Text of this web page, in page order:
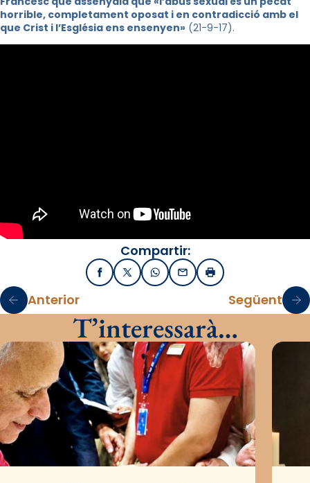
horrible, completament oposat i en contradicció amb el
que Crist i l’Església ens ensenyen» (21-9-17).
Compartir:
FacebookX / TwitterWhatsApp
EmailImprimir
Anterior Següent
T’interessarà…